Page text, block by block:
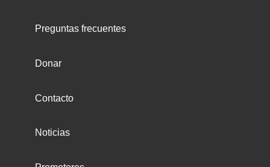
Preguntas frecuentes
Donar
Contacto
Noticias